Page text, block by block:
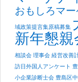
おもしろマ
域政策提言集原稿募集
新年懇親
相談会 理事会 経営改善
訪日外国人アンケート
小企業診断士会 豊島区